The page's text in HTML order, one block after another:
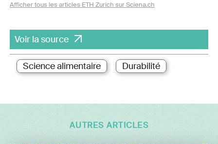
Afficher tous les articles ETH Zurich sur Sciena.ch
Voir la source
Science alimentaire Durabilité
AUTRES ARTICLES